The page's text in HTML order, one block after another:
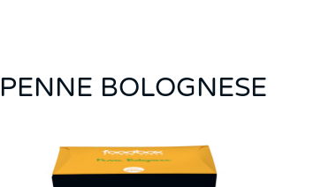
PENNE BOLOGNESE